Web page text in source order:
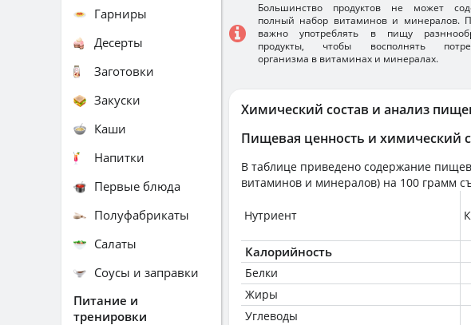
Химический состав и анализ
Пищевая ценность и химический
В таблице приведено содержание
витаминов и минералов) на 100 грамм
Нутриент
Калорийность
Белки
Жиры
Углеводы
Большинство продуктов не может
полный набор витаминов и минералов.
важно употреблять в пищу
продукты, чтобы восполнять
организма в витаминах и минералах.
Гарниры
Десерты
Заготовки
Закуски
Каши
Напитки
Первые блюда
Полуфабрикаты
Салаты
Соусы и заправки
Питание и
тренировки